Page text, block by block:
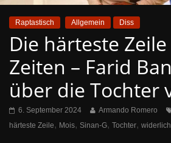
Raptastisch Allgemein Diss
Die härteste
Zeiten – Farid
über die Tochter
6. September 2024 Armando Romero
härteste Zeile, Mois, Sinan-G, Tochter,